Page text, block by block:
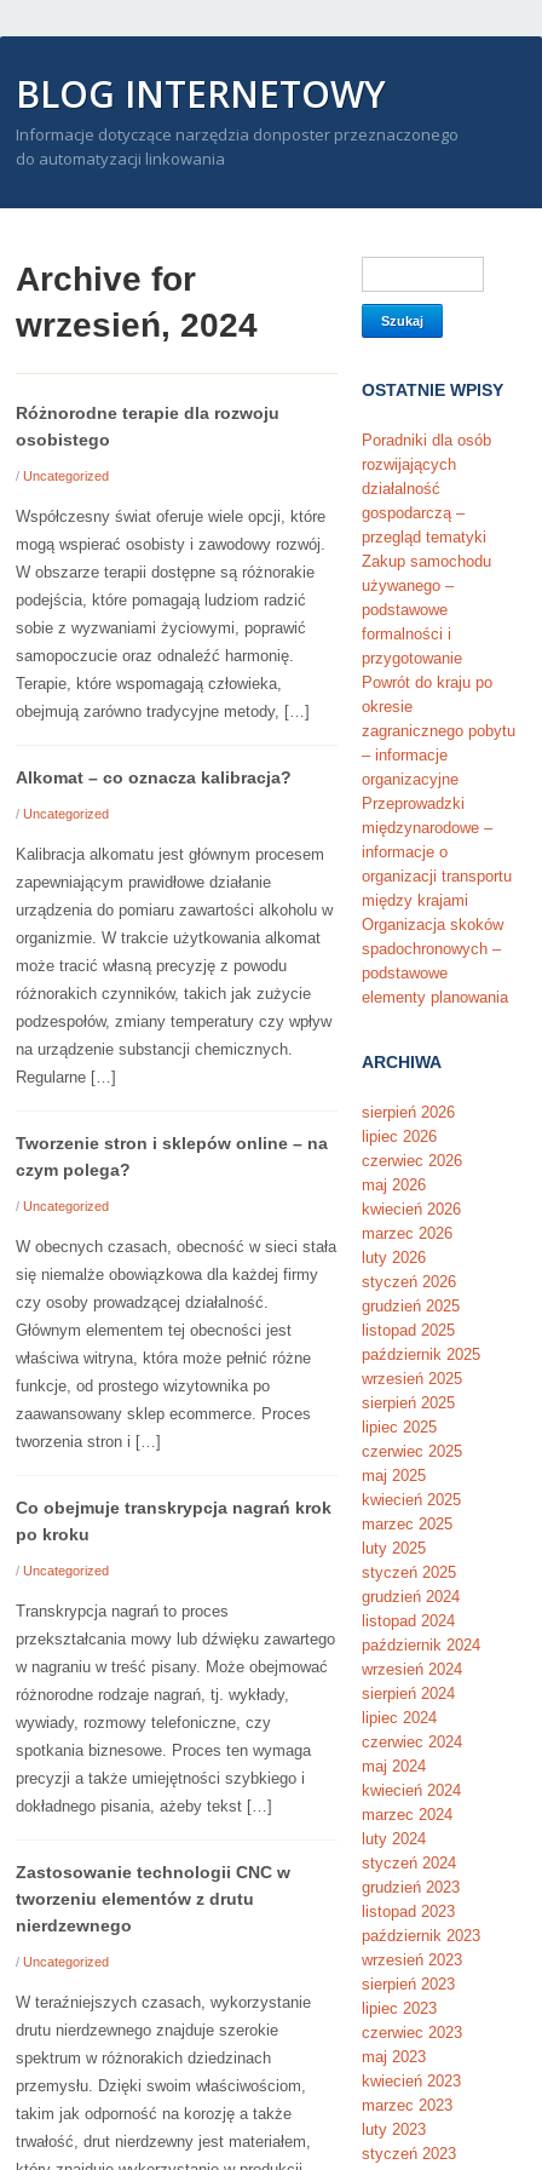
BLOG INTERNETOWY
Informacje dotyczące narzędzia donposter przeznaczonego
do automatyzacji linkowania
Archive for
wrzesień, 2024
Różnorodne terapie dla rozwoju
osobistego
/Uncategorized
Współczesny świat oferuje wiele opcji, które
mogą wspierać osobisty i zawodowy rozwój.
W obszarze terapii dostępne są różnorakie
podejścia, które pomagają ludziom radzić
sobie z wyzwaniami życiowymi, poprawić
samopoczucie oraz odnaleźć harmonię.
Terapie, które wspomagają człowieka,
obejmują zarówno tradycyjne metody, […]
Alkomat – co oznacza kalibracja?
/Uncategorized
Kalibracja alkomatu jest głównym procesem
zapewniającym prawidłowe działanie
urządzenia do pomiaru zawartości alkoholu w
organizmie. W trakcie użytkowania alkomat
może tracić własną precyzję z powodu
różnorakich czynników, takich jak zużycie
podzespołów, zmiany temperatury czy wpływ
na urządzenie substancji chemicznych.
Regularne […]
Tworzenie stron i sklepów online – na
czym polega?
/Uncategorized
W obecnych czasach, obecność w sieci stała
się niemalże obowiązkowa dla każdej firmy
czy osoby prowadzącej działalność.
Głównym elementem tej obecności jest
właściwa witryna, która może pełnić różne
funkcje, od prostego wizytownika po
zaawansowany sklep ecommerce. Proces
tworzenia stron i […]
Co obejmuje transkrypcja nagrań krok
po kroku
/Uncategorized
Transkrypcja nagrań to proces
przekształcania mowy lub dźwięku zawartego
w nagraniu w treść pisany. Może obejmować
różnorodne rodzaje nagrań, tj. wykłady,
wywiady, rozmowy telefoniczne, czy
spotkania biznesowe. Proces ten wymaga
precyzji a także umiejętności szybkiego i
dokładnego pisania, ażeby tekst […]
Zastosowanie technologii CNC w
tworzeniu elementów z drutu
nierdzewnego
/Uncategorized
W teraźniejszych czasach, wykorzystanie
drutu nierdzewnego znajduje szerokie
spektrum w różnorakich dziedzinach
przemysłu. Dzięki swoim właściwościom,
takim jak odporność na korozję a także
trwałość, drut nierdzewny jest materiałem,
OSTATNIE WPISY
Poradniki dla osób
rozwijających
działalność
gospodarczą –
przegląd tematyki
Zakup samochodu
używanego –
podstawowe
formalności i
przygotowanie
Powrót do kraju po
okresie
zagranicznego pobytu
– informacje
organizacyjne
Przeprowadzki
międzynarodowe –
informacje o
organizacji transportu
między krajami
Organizacja skoków
spadochronowych –
podstawowe
elementy planowania
ARCHIWA
sierpień 2026
lipiec 2026
czerwiec 2026
maj 2026
kwiecień 2026
marzec 2026
luty 2026
styczeń 2026
grudzień 2025
listopad 2025
październik 2025
wrzesień 2025
sierpień 2025
lipiec 2025
czerwiec 2025
maj 2025
kwiecień 2025
marzec 2025
luty 2025
styczeń 2025
grudzień 2024
listopad 2024
październik 2024
wrzesień 2024
sierpień 2024
lipiec 2024
czerwiec 2024
maj 2024
kwiecień 2024
marzec 2024
luty 2024
styczeń 2024
grudzień 2023
listopad 2023
październik 2023
wrzesień 2023
sierpień 2023
lipiec 2023
czerwiec 2023
maj 2023
kwiecień 2023
marzec 2023
luty 2023
styczeń 2023